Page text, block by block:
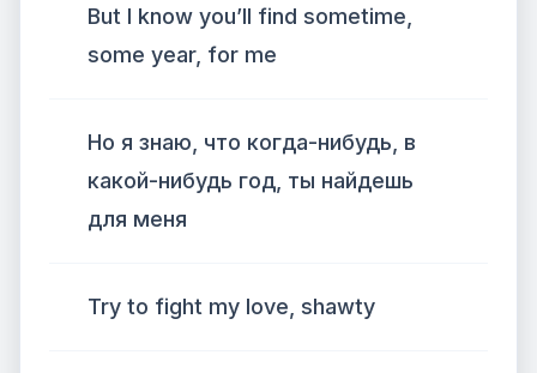
But I know you’ll find sometime,
some year, for me
Но я знаю, что когда-нибудь, в
какой-нибудь год, ты найдешь
для меня
Try to fight my love, shawty